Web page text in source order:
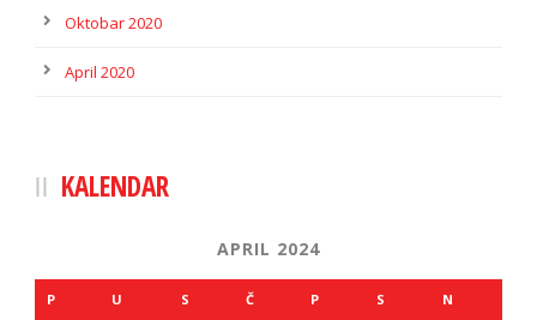
Oktobar 2020
April 2020
KALENDAR
APRIL 2024
P U S Č P S N